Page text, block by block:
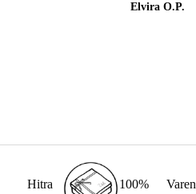
Elvira O.P.
Hitra
100%
Varen